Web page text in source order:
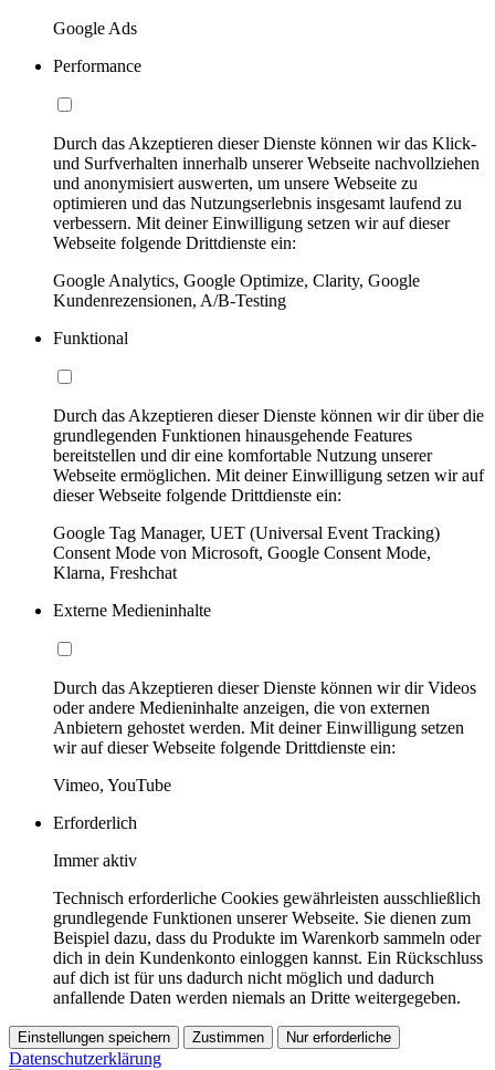
Google Ads
Performance
Durch das Akzeptieren dieser Dienste können wir das Klick-
und Surfverhalten innerhalb unserer Webseite nachvollziehen
und anonymisiert auswerten, um unsere Webseite zu
optimieren und das Nutzungserlebnis insgesamt laufend zu
verbessern. Mit deiner Einwilligung setzen wir auf dieser
Webseite folgende Drittdienste ein:
Google Analytics, Google Optimize, Clarity, Google
Kundenrezensionen, A/B-Testing
Funktional
Durch das Akzeptieren dieser Dienste können wir dir über die
grundlegenden Funktionen hinausgehende Features
bereitstellen und dir eine komfortable Nutzung unserer
Webseite ermöglichen. Mit deiner Einwilligung setzen wir auf
dieser Webseite folgende Drittdienste ein:
Google Tag Manager, UET (Universal Event Tracking)
Consent Mode von Microsoft, Google Consent Mode,
Klarna, Freshchat
Externe Medieninhalte
Durch das Akzeptieren dieser Dienste können wir dir Videos
oder andere Medieninhalte anzeigen, die von externen
Anbietern gehostet werden. Mit deiner Einwilligung setzen
wir auf dieser Webseite folgende Drittdienste ein:
Vimeo, YouTube
Erforderlich
Immer aktiv
Technisch erforderliche Cookies gewährleisten ausschließlich
grundlegende Funktionen unserer Webseite. Sie dienen zum
Beispiel dazu, dass du Produkte im Warenkorb sammeln oder
dich in dein Kundenkonto einloggen kannst. Ein Rückschluss
auf dich ist für uns dadurch nicht möglich und dadurch
anfallende Daten werden niemals an Dritte weitergegeben.
Einstellungen speichern Zustimmen Nur erforderliche
Datenschutzerklärung